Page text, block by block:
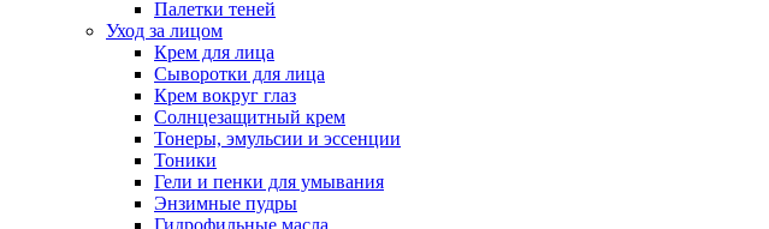
Палетки теней
Уход за лицом
Крем для лица
Сыворотки для лица
Крем вокруг глаз
Солнцезащитный крем
Тонеры, эмульсии и эссенции
Тоники
Гели и пенки для умывания
Энзимные пудры
Гидрофильные масла